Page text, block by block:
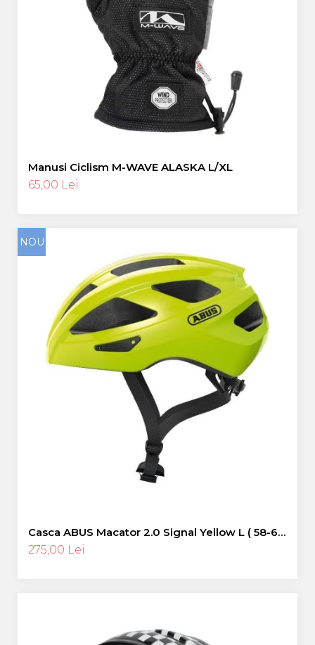
Manusi Ciclism M-WAVE ALASKA L/XL
65,00 Lei
NOU
Casca ABUS Macator 2.0 Signal Yellow L ( 58-62
cm)
275,00 Lei